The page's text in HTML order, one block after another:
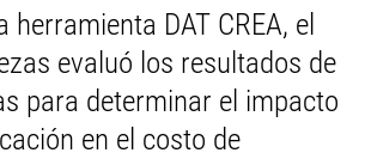
herramienta DAT CREA, el
evaluó los resultados de
para determinar el impacto
en el costo de